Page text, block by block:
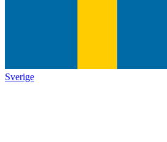
Sverige